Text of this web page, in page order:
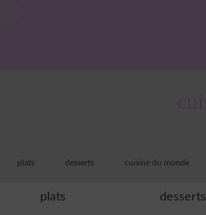
plats desserts cuisine du monde
plats desserts